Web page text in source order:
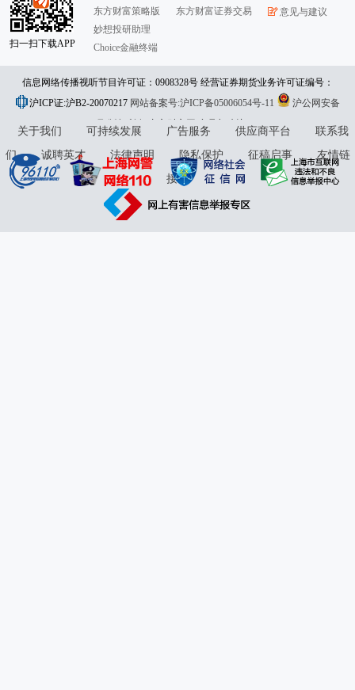
扫一扫下载APP
东方财富策略版
妙想投研助理
Choice金融终端
东方财富证券交易
意见与建议
信息网络传播视听节目许可证：0908328号 经营证券期货业务许可证编号：
913101046312860336 违法和不良信息举报:021-61278686 举报邮箱：
jubao@eastmoney.com
沪ICP证:沪B2-20070217 网站备案号:沪ICP备05006054号-11
沪公网安备
31010402000120号版权所有:东方财富网意见与建议:4000300059/952500
关于我们 可持续发展 广告服务 供应商平台
联系我
们
诚聘英才 法律声明 隐私保护 征稿启事
友情链
接